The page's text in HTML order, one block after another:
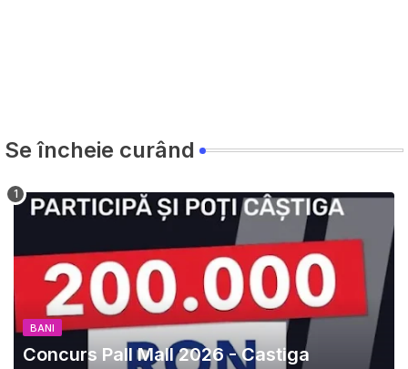
Se încheie curând
BANI
Concurs Pall Mall 2026 - Castiga